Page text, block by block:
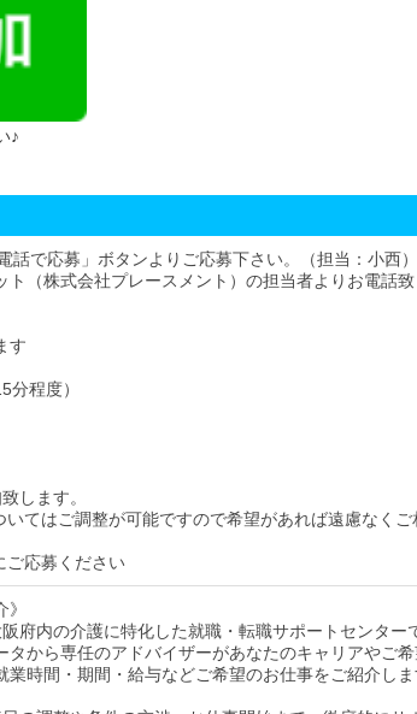
♪
話で応募」ボタンよりご応募下さい。（担当：小西）
ト（株式会社プレースメント）の担当者よりお電話
す
分程度）
します。
てはご調整が可能ですので希望があれば遠慮なくご
応募ください
府内の介護に特化した就職・転職サポートセンター
タから専任のアドバイザーがあなたのキャリアやご
業時間・期間・給与などご希望のお仕事をご紹介し